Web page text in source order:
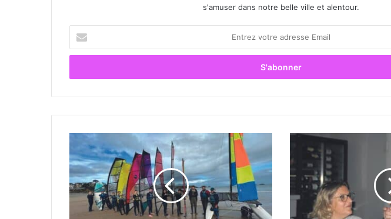
s'amuser dans notre belle ville et alentour.
t
e
o
e
a
d
r
o
v
e
a
u